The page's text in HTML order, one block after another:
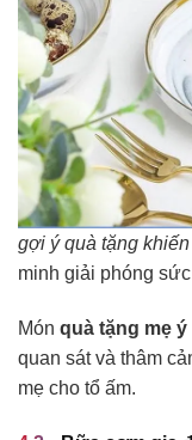
gợi ý quà tặng
minh giải phóng
Món quà tặng mẹ
quan sát và thâm
mẹ cho tổ ấm.